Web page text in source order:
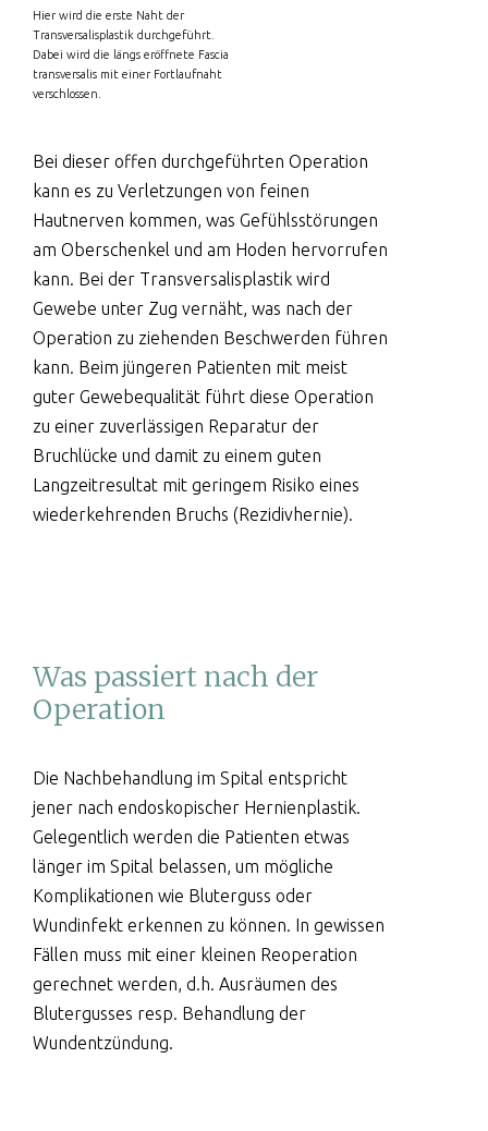
Hier wird die erste Naht der
Transversalisplastik durchgeführt.
Dabei wird die längs eröffnete Fascia
transversalis mit einer Fortlaufnaht
verschlossen.
Bei dieser offen durchgeführten Operation
kann es zu Verletzungen von feinen
Hautnerven kommen, was Gefühlsstörungen
am Oberschenkel und am Hoden hervorrufen
kann. Bei der Transversalisplastik wird
Gewebe unter Zug vernäht, was nach der
Operation zu ziehenden Beschwerden führen
kann. Beim jüngeren Patienten mit meist
guter Gewebequalität führt diese Operation
zu einer zuverlässigen Reparatur der
Bruchlücke und damit zu einem guten
Langzeitresultat mit geringem Risiko eines
wiederkehrenden Bruchs (Rezidivhernie).
Was passiert nach der
Operation
Die Nachbehandlung im Spital entspricht
jener nach endoskopischer Hernienplastik.
Gelegentlich werden die Patienten etwas
länger im Spital belassen, um mögliche
Komplikationen wie Bluterguss oder
Wundinfekt erkennen zu können. In gewissen
Fällen muss mit einer kleinen Reoperation
gerechnet werden, d.h. Ausräumen des
Blutergusses resp. Behandlung der
Wundentzündung.